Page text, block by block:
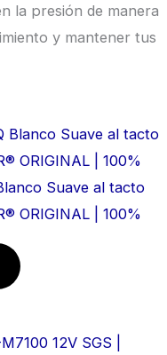
la presión de manera
y mantener tus
Suave al tacto
ORIGINAL | 100%